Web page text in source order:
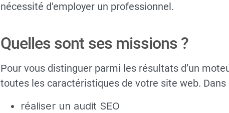
nécessité d’employer un professionnel.
Quelles sont ses missions ?
Pour vous distinguer parmi les résultats d’un
toutes les caractéristiques de votre site web.
réaliser un audit SEO